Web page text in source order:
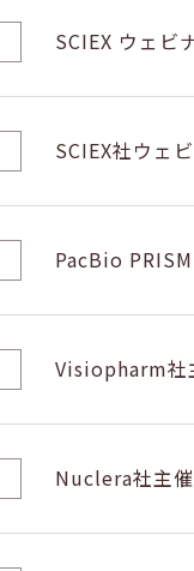
SCIEX ウェビ
SCIEX社ウェ
PacBio
Visiopharm社
Nuclera社主